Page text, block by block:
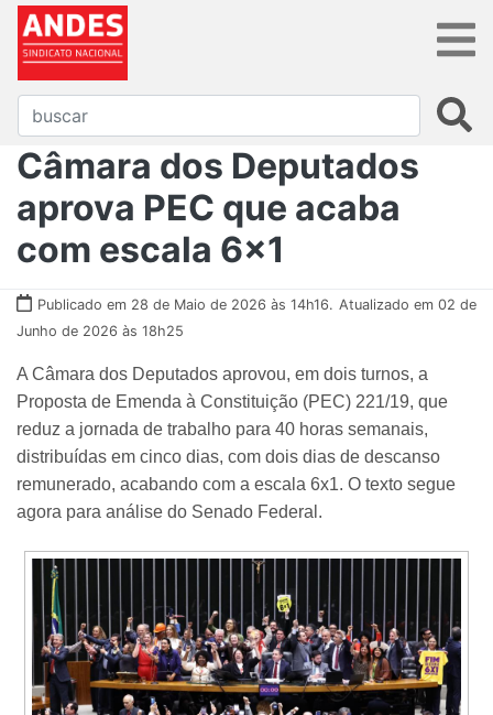
Câmara dos Deputados
aprova PEC que acaba
com escala 6x1
Publicado em 28 de Maio de 2026 às 14h16. Atualizado em 02 de
Junho de 2026 às 18h25
A Câmara dos Deputados aprovou, em dois turnos, a
Proposta de Emenda à Constituição (PEC) 221/19, que
reduz a jornada de trabalho para 40 horas semanais,
distribuídas em cinco dias, com dois dias de descanso
remunerado, acabando com a escala 6x1. O texto segue
agora para análise do Senado Federal.